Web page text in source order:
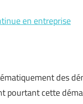
en entreprise
des
pourtant cette